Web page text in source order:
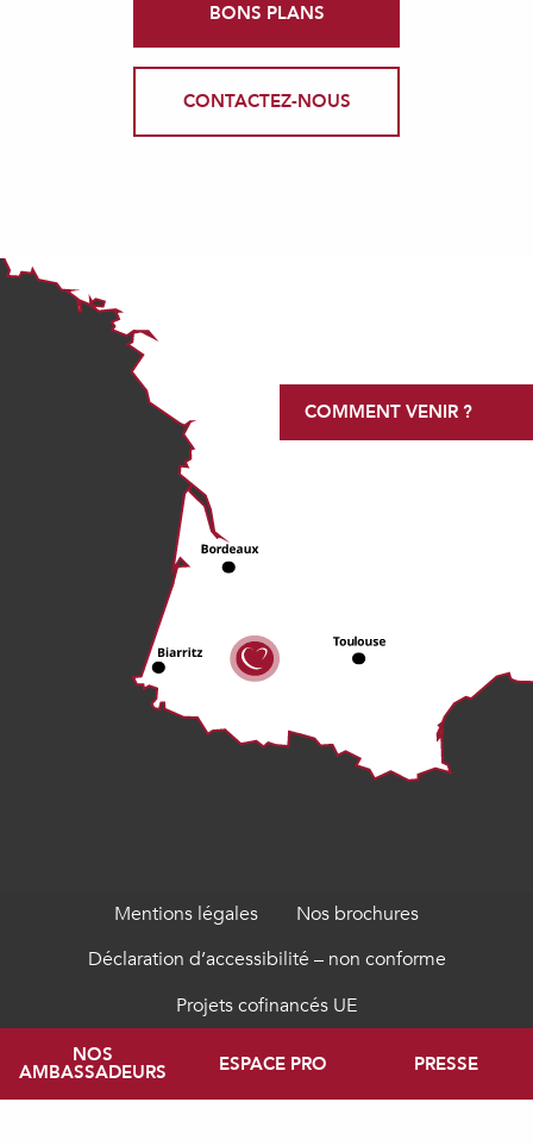
BONS PLANS
CONTACTEZ-NOUS
COMMENT VENIR ?
Mentions légales
Nos brochures
Déclaration d’accessibilité – non conforme
Projets cofinancés UE
NOS
AMBASSADEURS ESPACE PRO PRESSE